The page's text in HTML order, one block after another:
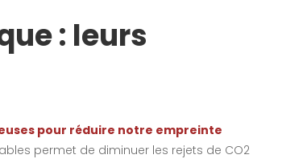
: leurs
pour réduire notre empreinte
permet de diminuer les rejets de CO2